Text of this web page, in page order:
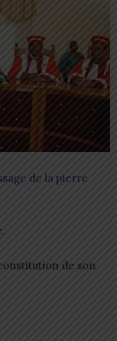
de la pierre
de son